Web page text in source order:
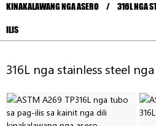
KINAKALAWANG NGA ASERO 316L NGA
ILIS
316L nga stainless steel